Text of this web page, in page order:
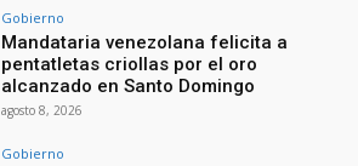
Gobierno
Mandataria venezolana felicita a
pentatletas criollas por el oro
alcanzado en Santo Domingo
agosto 8, 2026
Gobierno